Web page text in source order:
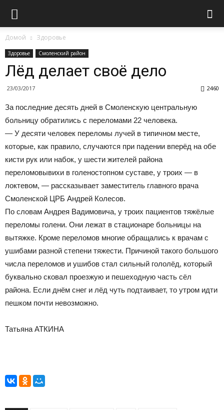
Домой Здоровье
Здоровье Смоленский район
Лёд делает своё дело
23/03/2017 2460
За последние десять дней в Смоленскую центральную
больницу обратились с переломами 22 человека.
— У десяти человек переломы лучей в типичном месте,
которые, как правило, случаются при падении вперёд на обе
кисти рук или набок, у шести жителей района
переломовывихи в голеностопном суставе, у троих — в
локтевом, — рассказывает заместитель главного врача
Смоленской ЦРБ Андрей Колесов.
По словам Андрея Вадимовича, у троих пациентов тяжёлые
переломы голени. Они лежат в стационаре больницы на
вытяжке. Кроме переломов многие обращались к врачам с
ушибами разной степени тяжести. Причиной такого большого
числа переломов и ушибов стал сильный гололёд, который
буквально сковал проезжую и пешеходную часть сёл
района. Если днём снег и лёд чуть подтаивает, то утром идти
пешком почти невозможно.
Татьяна АТКИНА